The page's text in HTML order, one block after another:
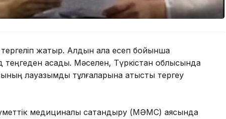
жатыр. Алдын ала есеп бойынша
теңгеден асады. Мәселен, Түркістан облысында
лауазымды тұлғаларына қатысты тергеу
медициналық сақтандыру (МӘМС) аясында